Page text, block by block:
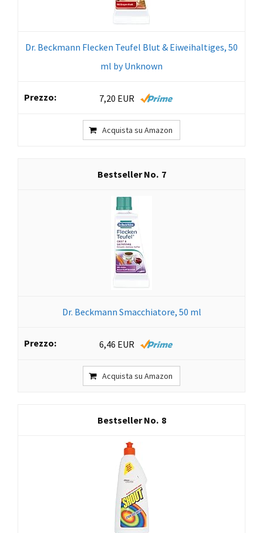
Dr. Beckmann Flecken Teufel Blut & Eiweihaltiges, 50
ml by Unknown
7,20 EUR
Acquista su Amazon
7
Dr. Beckmann Smacchiatore, 50 ml
6,46 EUR
Acquista su Amazon
8